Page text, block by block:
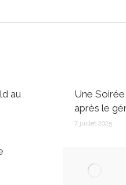
au
Une Soirée
après le
7 juillet 2025